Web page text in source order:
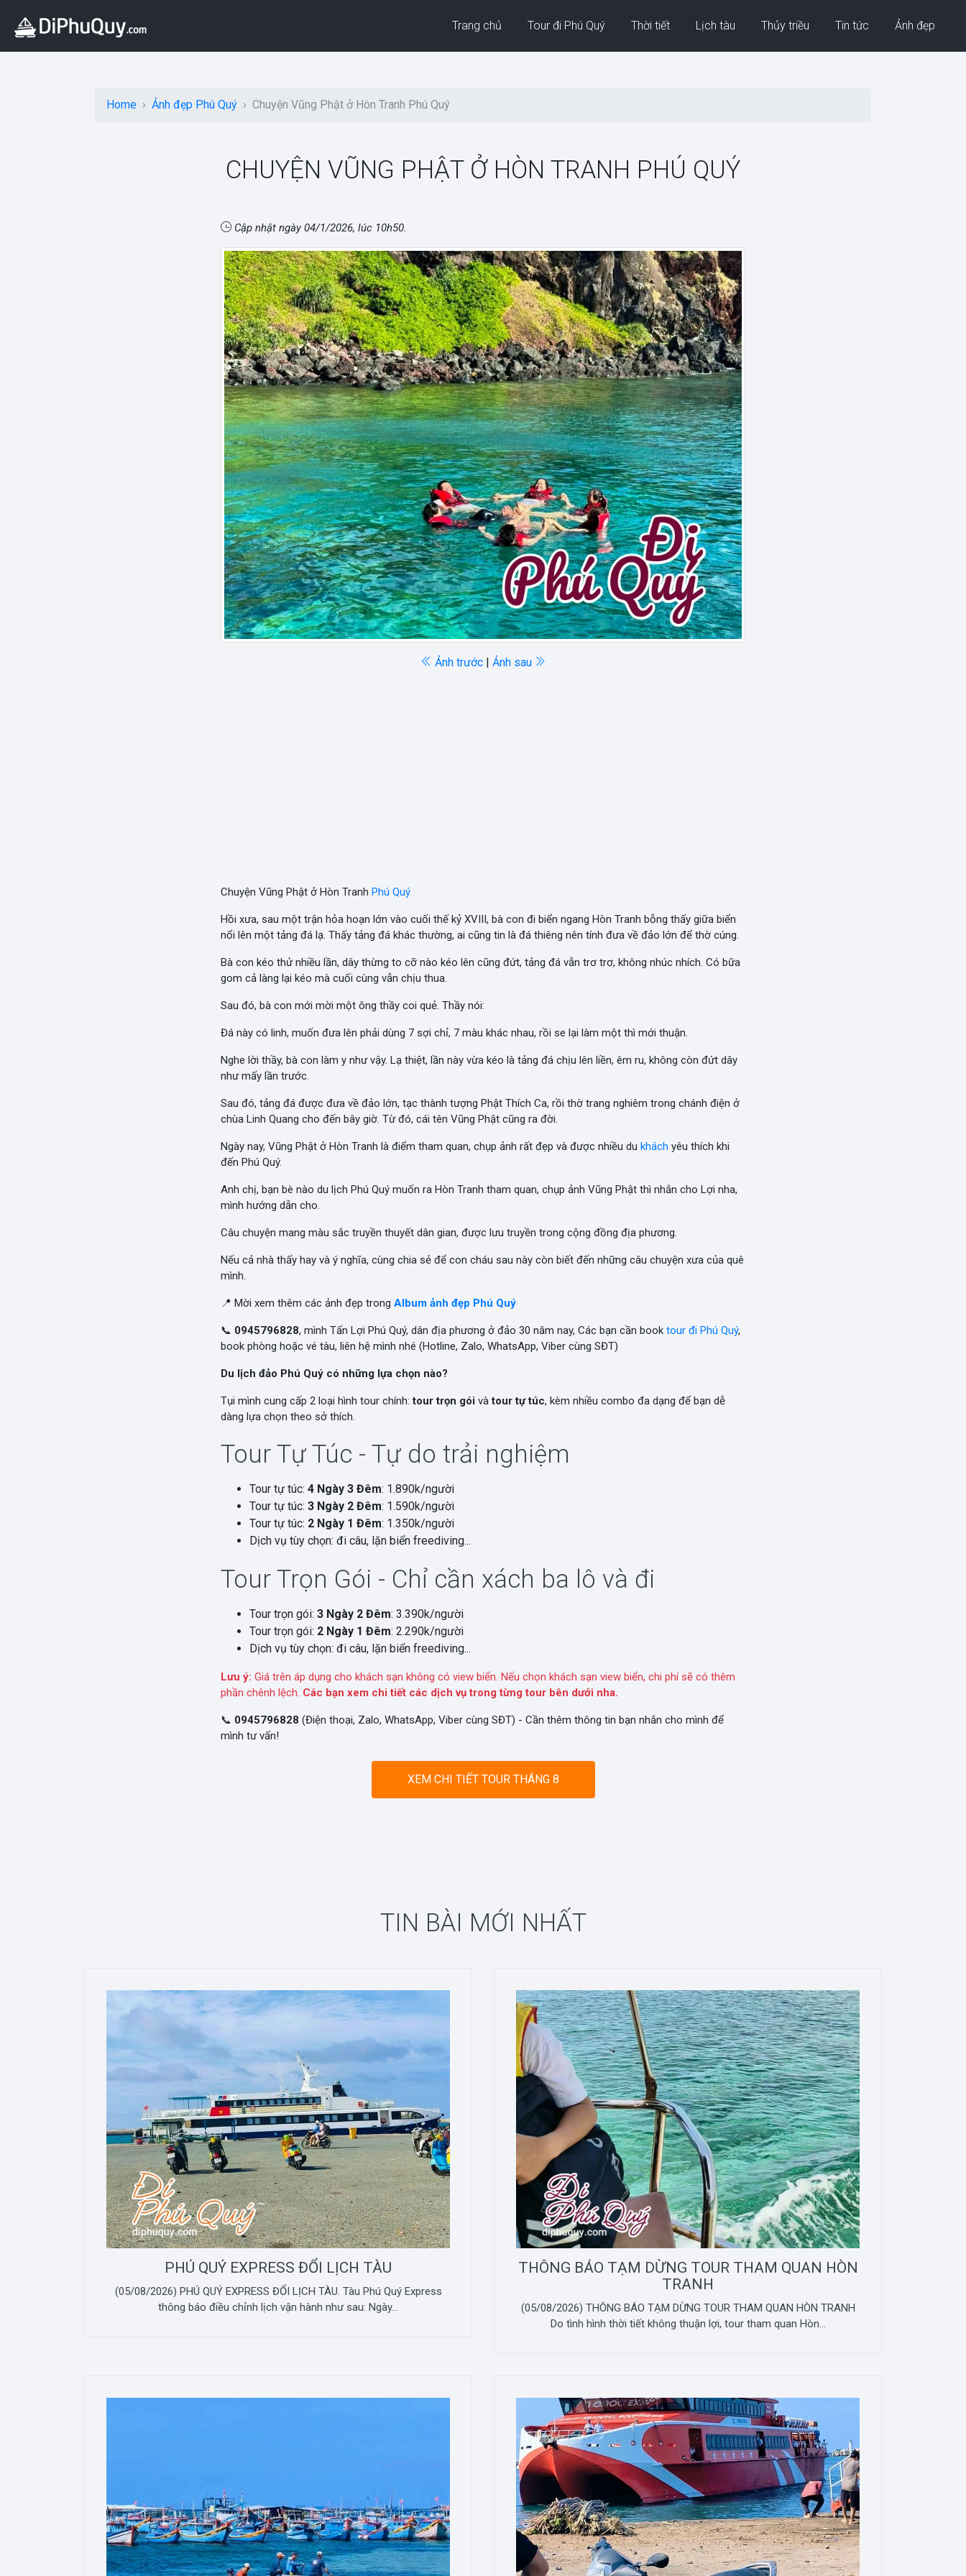
Trang chủ Tour đi Phú Quý Thời tiết Lịch tàu Thủy triều Tin tức Ảnh đẹp
Home Ảnh đẹp Phú Quý Chuyện Vũng Phật ở Hòn Tranh Phú Quý
CHUYỆN VŨNG PHẬT Ở HÒN TRANH PHÚ QUÝ
Cập nhật ngày04/1/2026, lúc 10h50.
Ảnh trước| Ảnh sau
Chuyện Vũng Phật ở Hòn Tranh Phú Quý
Hồi xưa, sau một trận hỏa hoạn lớn vào cuối thế kỷ XVIII, bà con đi biển ngang Hòn Tranh bỗng thấy giữa biển
nổi lên một tảng đá lạ. Thấy tảng đá khác thường, ai cũng tin là đá thiêng nên tính đưa về đảo lớn để thờ cúng.
Bà con kéo thử nhiều lần, dây thừng to cỡ nào kéo lên cũng đứt, tảng đá vẫn trơ trơ, không nhúc nhích. Có bữa
gom cả làng lại kéo mà cuối cùng vẫn chịu thua.
Sau đó, bà con mới mời một ông thầy coi quẻ. Thầy nói:
Đá này có linh, muốn đưa lên phải dùng 7 sợi chỉ, 7 màu khác nhau, rồi se lại làm một thì mới thuận.
Nghe lời thầy, bà con làm y như vậy. Lạ thiệt, lần này vừa kéo là tảng đá chịu lên liền, êm ru, không còn đứt dây
như mấy lần trước.
Sau đó, tảng đá được đưa về đảo lớn, tạc thành tượng Phật Thích Ca, rồi thờ trang nghiêm trong chánh điện ở
chùa Linh Quang cho đến bây giờ. Từ đó, cái tên Vũng Phật cũng ra đời.
Ngày nay, Vũng Phật ở Hòn Tranh là điểm tham quan, chụp ảnh rất đẹp và được nhiều du khách yêu thích khi
đến Phú Quý.
Anh chị, bạn bè nào du lịch Phú Quý muốn ra Hòn Tranh tham quan, chụp ảnh Vũng Phật thì nhắn cho Lợi nha,
mình hướng dẫn cho.
Câu chuyện mang màu sắc truyền thuyết dân gian, được lưu truyền trong cộng đồng địa phương.
Nếu cả nhà thấy hay và ý nghĩa, cùng chia sẻ để con cháu sau này còn biết đến những câu chuyện xưa của quê
mình.
📍 Mời xem thêm các ảnh đẹp trong Album ảnh đẹp Phú Quý
📞 0945796828, mình Tấn Lợi Phú Quý, dân địa phương ở đảo 30 năm nay, Các bạn cần book tour đi Phú Quý,
book phòng hoặc vé tàu, liên hệ mình nhé (Hotline, Zalo, WhatsApp, Viber cùng SĐT)
Du lịch đảo Phú Quý có những lựa chọn nào?
Tụi mình cung cấp 2 loại hình tour chính:tour trọn gói vàtour tự túc, kèm nhiều combo đa dạng để bạn dễ
dàng lựa chọn theo sở thích.
Tour Tự Túc - Tự do trải nghiệm
Tour tự túc: 4 Ngày 3 Đêm: 1.890k/người
Tour tự túc: 3 Ngày 2 Đêm: 1.590k/người
Tour tự túc: 2 Ngày 1 Đêm: 1.350k/người
Dịch vụ tùy chọn: đi câu, lặn biển freediving...
Tour Trọn Gói - Chỉ cần xách ba lô và đi
Tour trọn gói: 3 Ngày 2 Đêm: 3.390k/người
Tour trọn gói: 2 Ngày 1 Đêm: 2.290k/người
Dịch vụ tùy chọn: đi câu, lặn biển freediving...
Lưu ý: Giá trên áp dụng cho khách sạn không có view biển. Nếu chọn khách sạn view biển, chi phí sẽ có thêm
phần chênh lệch. Các bạn xem chi tiết các dịch vụ trong từng tour bên dưới nha.
📞 0945796828 (Điện thoại, Zalo, WhatsApp, Viber cùng SĐT) - Cần thêm thông tin bạn nhắn cho mình để
mình tư vấn!
XEM CHI TIẾT TOUR THÁNG 8
TIN BÀI MỚI NHẤT
PHÚ QUÝ EXPRESS ĐỔI LỊCH TÀU
(05/08/2026) PHÚ QUÝ EXPRESS ĐỔI LỊCH TÀU. Tàu Phú Quý Express
thông báo điều chỉnh lịch vận hành như sau: Ngày...
THÔNG BÁO TẠM DỪNG TOUR THAM QUAN HÒN
TRANH
(05/08/2026) THÔNG BÁO TẠM DỪNG TOUR THAM QUAN HÒN TRANH
Do tình hình thời tiết không thuận lợi, tour tham quan Hòn...